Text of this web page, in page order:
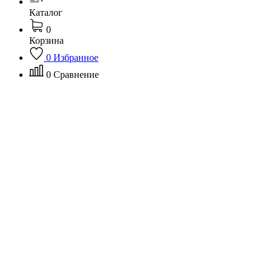
Каталог
0
Корзина
0 Избранное
0 Сравнение